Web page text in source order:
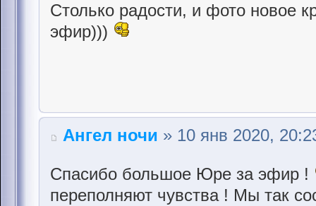
Столько радости, и фото новое
эфир)))
Ангел ночи » 10 янв 2020,
Спасибо большое Юре за эфир !
переполняют чувства ! Мы так